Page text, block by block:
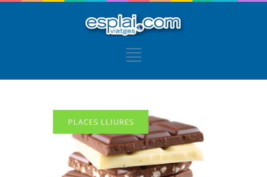
PLACES LLIURES